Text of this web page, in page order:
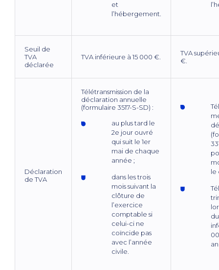
et
l’hébergement.
Seuil de
TVA
déclarée
TVA inférieure à 15 000 €.
TVA
€.
Déclaration
de TVA
Télétransmission de la
déclaration annuelle
(formulaire 3517-S-SD) :
au plus tard le
2e jour ouvré
qui suit le 1er
mai de chaque
année ;
dans les trois
mois suivant la
clôture de
l’exercice
comptable si
celui-ci ne
coïncide pas
avec l’année
civile.
le